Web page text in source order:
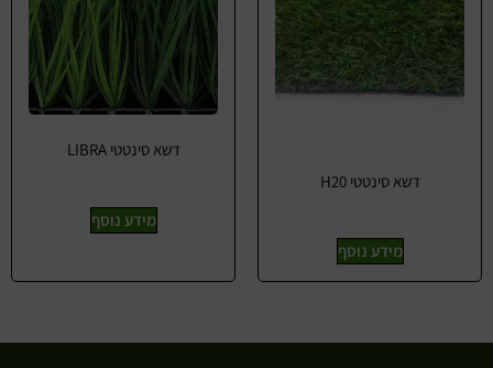
דשא סינטטי H20
מידע נוסף
דשא סינטטי LIBRA
מידע נוסף